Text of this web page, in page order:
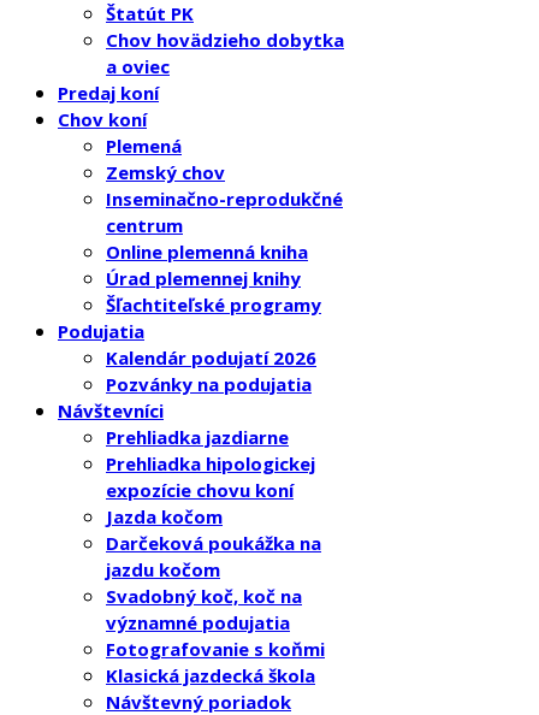
Štatút PK
Chov hovädzieho dobytka
a oviec
Predaj koní
Chov koní
Plemená
Zemský chov
Inseminačno-reprodukčné
centrum
Online plemenná kniha
Úrad plemennej knihy
Šľachtiteľské programy
Podujatia
Kalendár podujatí 2026
Pozvánky na podujatia
Návštevníci
Prehliadka jazdiarne
Prehliadka hipologickej
expozície chovu koní
Jazda kočom
Darčeková poukážka na
jazdu kočom
Svadobný koč, koč na
významné podujatia
Fotografovanie s koňmi
Klasická jazdecká škola
Návštevný poriadok